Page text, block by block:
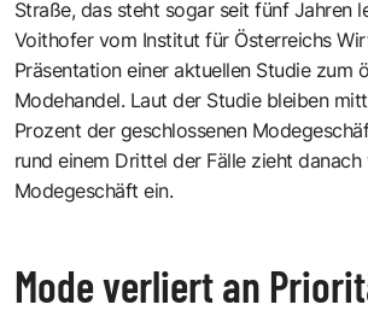
Straße, das steht sogar seit fünf Jahren
Voithofer vom Institut für Österreichs
Präsentation einer aktuellen Studie zum
Modehandel. Laut der Studie bleiben
Prozent der geschlossenen
rund einem Drittel der Fälle zieht danach
Modegeschäft ein.
Mode verliert an